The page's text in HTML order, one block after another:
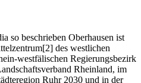
so beschrieben Oberhausen ist
des westlichen
westfälischen Regierungsbezirk
Rheinland, im
Ruhr 2030 und in der